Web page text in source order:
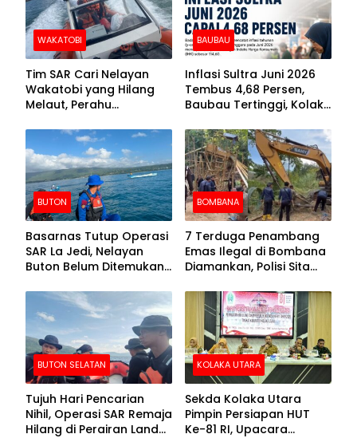
WAKATOBI
Tim SAR Cari Nelayan
Wakatobi yang Hilang
Melaut, Perahu
Kemasukan Air
BAUBAU
Inflasi Sultra Juni 2026
Tembus 4,68 Persen,
Baubau Tertinggi, Kolaka
BUTON
Basarnas Tutup Operasi
SAR La Jedi, Nelayan
Buton Belum Ditemukan
BOMBANA
7 Terduga Penambang
Emas Ilegal di Bombana
Diamankan, Polisi Sita
Crusher
BUTON SELATAN
Tujuh Hari Pencarian
Nihil, Operasi SAR Remaja
Hilang di Perairan Lande
KOLAKA UTARA
Sekda Kolaka Utara
Pimpin Persiapan HUT
Ke-81 RI, Upacara